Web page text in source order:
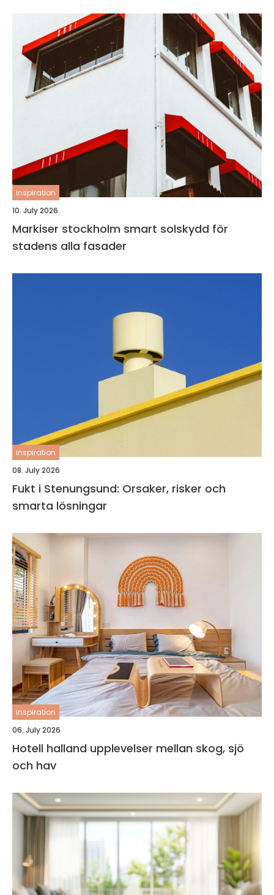
inspiration
10. July 2026
Markiser stockholm smart solskydd för
stadens alla fasader
inspiration
08. July 2026
Fukt i Stenungsund: Orsaker, risker och
smarta lösningar
inspiration
06. July 2026
Hotell halland upplevelser mellan skog, sjö
och hav